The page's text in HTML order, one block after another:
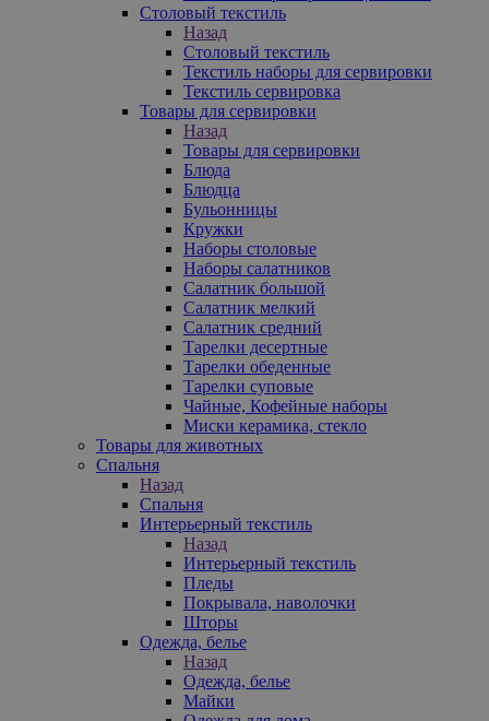
Столовый текстиль
Назад
Столовый текстиль
Текстиль наборы для сервировки
Текстиль сервировка
Товары для сервировки
Назад
Товары для сервировки
Блюда
Блюдца
Бульонницы
Кружки
Наборы столовые
Наборы салатников
Салатник большой
Салатник мелкий
Салатник средний
Тарелки десертные
Тарелки обеденные
Тарелки суповые
Чайные, Кофейные наборы
Миски керамика, стекло
Товары для животных
Спальня
Назад
Спальня
Интерьерный текстиль
Назад
Интерьерный текстиль
Пледы
Покрывала, наволочки
Шторы
Одежда, белье
Назад
Одежда, белье
Майки